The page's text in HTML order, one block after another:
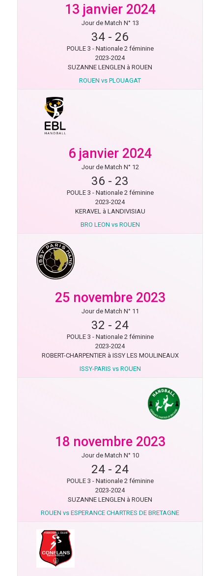
13 janvier 2024
Jour de Match N° 13
34 - 26
POULE 3 - Nationale 2 féminine
2023-2024
SUZANNE LENGLEN à ROUEN
ROUEN vs PLOUAGAT
6 janvier 2024
Jour de Match N° 12
36 - 23
POULE 3 - Nationale 2 féminine
2023-2024
KERAVEL à LANDIVISIAU
BRO LEON vs ROUEN
25 novembre 2023
Jour de Match N° 11
32 - 24
POULE 3 - Nationale 2 féminine
2023-2024
ROBERT-CHARPENTIER à ISSY LES MOULINEAUX
ISSY-PARIS vs ROUEN
18 novembre 2023
Jour de Match N° 10
24 - 24
POULE 3 - Nationale 2 féminine
2023-2024
SUZANNE LENGLEN à ROUEN
ROUEN vs ESPERANCE CHARTRES DE BRETAGNE